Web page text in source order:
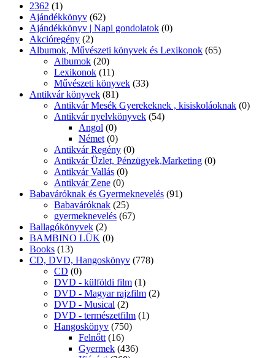
2362 (1)
Ajándékkönyv (62)
Ajándékkönyv | Napi gondolatok (0)
Akcióregény (2)
Albumok, Művészeti könyvek és Lexikonok (65)
Albumok (20)
Lexikonok (11)
Művészeti könyvek (33)
Antikvár könyvek (81)
Antikvár Mesék Gyerekeknek , kisiskoláoknak (0)
Antikvár nyelvkönyvek (54)
Angol (0)
Német (0)
Antikvár Regény (0)
Antikvár Üzlet, Pénzügyek,Marketing (0)
Antikvár Vallás (0)
Antikvár Zene (0)
Babaváróknak és Gyermeknevelés (91)
Babaváróknak (25)
gyermeknevelés (67)
Ballagókönyvek (2)
BAMBINO LÜK (0)
Books (13)
CD, DVD, Hangoskönyv (778)
CD (0)
DVD - külföldi film (1)
DVD - Magyar rajzfilm (2)
DVD - Musical (2)
DVD - természetfilm (1)
Hangoskönyv (750)
Felnőtt (16)
Gyermek (436)